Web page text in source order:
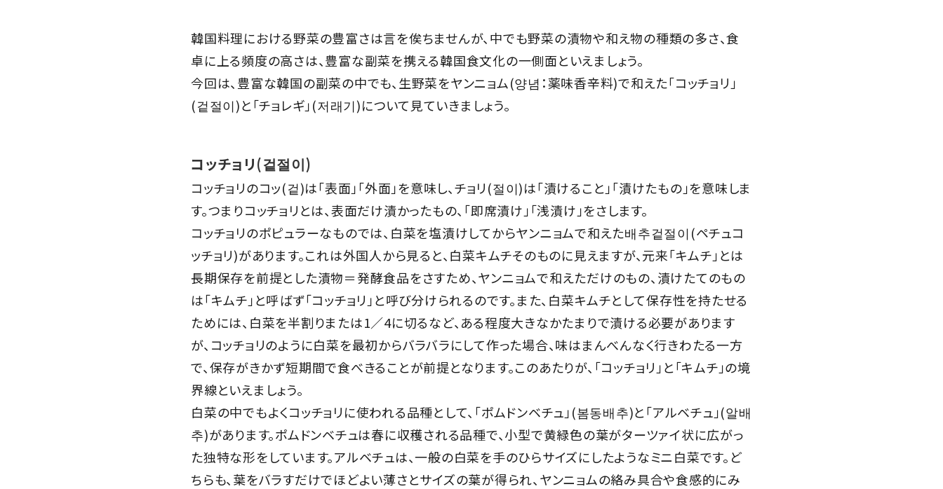
韓国料理における野菜の豊富さは言を俟ちませんが、中でも野菜の漬物や和え物の種類の多さ、食
卓に上る頻度の高さは、豊富な副菜を携える韓国食文化の一側面といえましょう。
今回は、豊富な韓国の副菜の中でも、生野菜をヤンニョム(양념：薬味香辛料)で和えた「コッチョリ」
(겉절이)と「チョレギ」(저래기)について見ていきましょう。
コッチョリ(겉절이)
コッチョリのコッ(겉)は「表面」「外面」を意味し、チョリ(절이)は「漬けること」「漬けたもの」を意味しま
す。つまりコッチョリとは、表面だけ漬かったもの、「即席漬け」「浅漬け」をさします。
コッチョリのポピュラーなものでは、白菜を塩漬けしてからヤンニョムで和えた배추겉절이(ペチュコ
ッチョリ)があります。これは外国人から見ると、白菜キムチそのものに見えますが、元来「キムチ」とは
長期保存を前提とした漬物＝発酵食品をさすため、ヤンニョムで和えただけのもの、漬けたてのもの
は「キムチ」と呼ばず「コッチョリ」と呼び分けられるのです。また、白菜キムチとして保存性を持たせる
ためには、白菜を半割りまたは1／4に切るなど、ある程度大きなかたまりで漬ける必要があります
が、コッチョリのように白菜を最初からバラバラにして作った場合、味はまんべんなく行きわたる一方
で、保存がきかず短期間で食べきることが前提となります。このあたりが、「コッチョリ」と「キムチ」の境
界線といえましょう。
白菜の中でもよくコッチョリに使われる品種として、「ポムドンベチュ」(봄동배추)と「アルベチュ」(알배
추)があります。ポムドンベチュは春に収穫される品種で、小型で黄緑色の葉がターツァイ状に広がっ
た独特な形をしています。アルベチュは、一般の白菜を手のひらサイズにしたようなミニ白菜です。ど
ちらも、葉をバラすだけでほどよい薄さとサイズの葉が得られ、ヤンニョムの絡み具合や食感的にみ